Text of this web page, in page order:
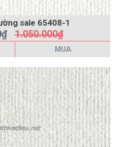
sale 65408-1
1.050.000₫
MUA